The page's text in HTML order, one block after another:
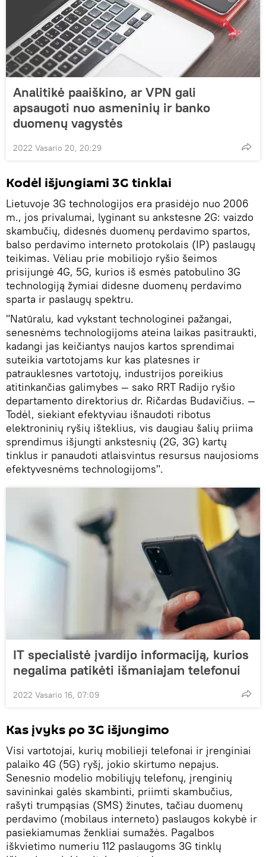
Analitikė paaiškino, ar VPN gali
apsaugoti nuo asmeninių ir banko
duomenų vagystės
2022 Vasario 20, 20:29
Kodėl išjungiami 3G tinklai
Lietuvoje 3G technologijos era prasidėjo nuo 2006
m., jos privalumai, lyginant su ankstesne 2G: vaizdo
skambučių, didesnės duomenų perdavimo spartos,
balso perdavimo interneto protokolais (IP) paslaugų
teikimas. Vėliau prie mobiliojo ryšio šeimos
prisijungė 4G, 5G, kurios iš esmės patobulino 3G
technologiją žymiai didesne duomenų perdavimo
sparta ir paslaugų spektru.
"Natūralu, kad vykstant technologinei pažangai,
senesnėms technologijoms ateina laikas pasitraukti,
kadangi jas keičiantys naujos kartos sprendimai
suteikia vartotojams kur kas platesnes ir
patrauklesnes vartotojų, industrijos poreikius
atitinkančias galimybes — sako RRT Radijo ryšio
departamento direktorius dr. Ričardas Budavičius. —
Todėl, siekiant efektyviau išnaudoti ribotus
elektroninių ryšių išteklius, vis daugiau šalių priima
sprendimus išjungti ankstesnių (2G, 3G) kartų
tinklus ir panaudoti atlaisvintus resursus naujosioms
efektyvesnėms technologijoms".
IT specialistė įvardijo informaciją, kurios
negalima patikėti išmaniajam telefonui
2022 Vasario 16, 07:09
Kas įvyks po 3G išjungimo
Visi vartotojai, kurių mobilieji telefonai ir įrenginiai
palaiko 4G (5G) ryšį, jokio skirtumo nepajus.
Senesnio modelio mobiliųjų telefonų, įrenginių
savininkai galės skambinti, priimti skambučius,
rašyti trumpąsias (SMS) žinutes, tačiau duomenų
perdavimo (mobilaus interneto) paslaugos kokybė ir
pasiekiamumas ženkliai sumažės. Pagalbos
iškvietimo numeriu 112 paslaugoms 3G tinklų